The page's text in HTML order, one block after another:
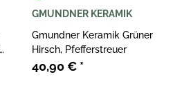
GMUNDNER KERAMIK
Gmundner Keramik Grüner
Hirsch, Pfefferstreuer
40,90 € *